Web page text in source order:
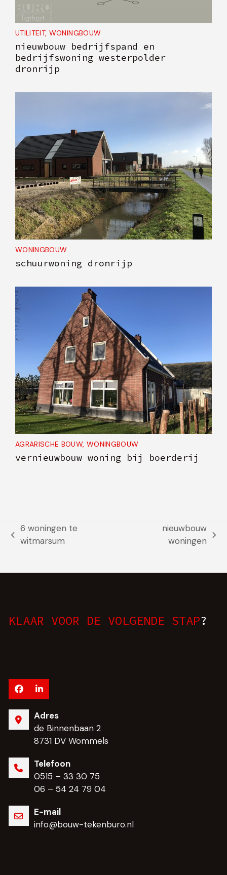
UTILITEIT, WONINGBOUW
nieuwbouw bedrijfspand en
bedrijfswoning westerpolder
dronrijp
WONINGBOUW
schuurwoning dronrijp
AGRARISCHE BOUW, WONINGBOUW
vernieuwbouw woning bij boerderij
previous
6 woningen te
witmarsum
nieuwbouw
woningen
KLAAR VOOR DE VOLGENDE STAP?
FacebookLinkedIn
Adres
de Binnenbaan 2
8731 DV Wommels
Telefoon
0515 – 33 30 75
06 – 54 24 79 04
E-mail
info@bouw-tekenburo.nl